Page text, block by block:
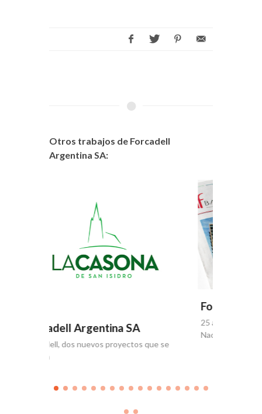
Otros trabajos de Forcadell
Argentina SA:
25 años del Suplemento Propiedades de La
Nación